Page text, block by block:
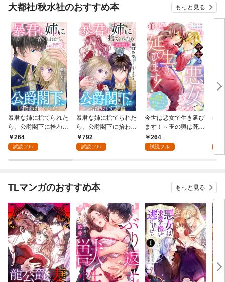
大都社/秋水社のおすすめ本 もっと見る
暴君な姉に捨てられた
ら、公爵閣下に拾われ
ました 1 美しき姉暴君
ジャクリーン【電子限
264
試読フル
暴君な姉に捨てられた
ら、公爵閣下に拾われ
ました【合冊版】1
792
試読フル
今世は悪女で生き延び
ます！～玉の輿は死亡
フラグなので、落ちこ
ぼれを婿にします～ 1
264
試読フル
今
ぼ
【
TLマンガのおすすめ本 もっと見る